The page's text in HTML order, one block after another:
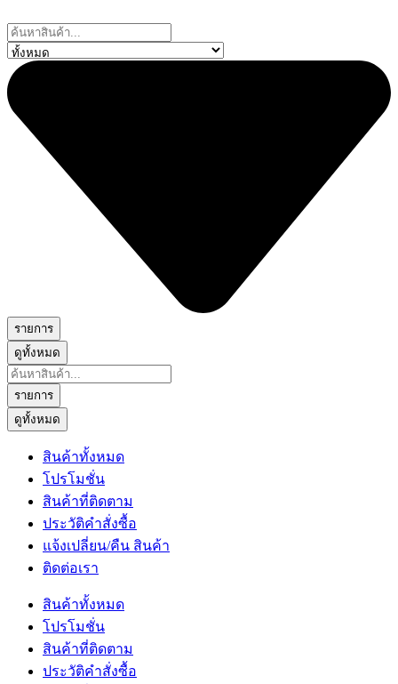
to
content
Search
...
รายการ
ดูทั้งหมด
Search
...
รายการ
ดูทั้งหมด
สินค้าทั้งหมด
โปรโมชั่น
สินค้าที่ติดตาม
ประวัติคำสั่งซื้อ
แจ้งเปลี่ยน/คืน สินค้า
ติดต่อเรา
สินค้าทั้งหมด
โปรโมชั่น
สินค้าที่ติดตาม
ประวัติคำสั่งซื้อ